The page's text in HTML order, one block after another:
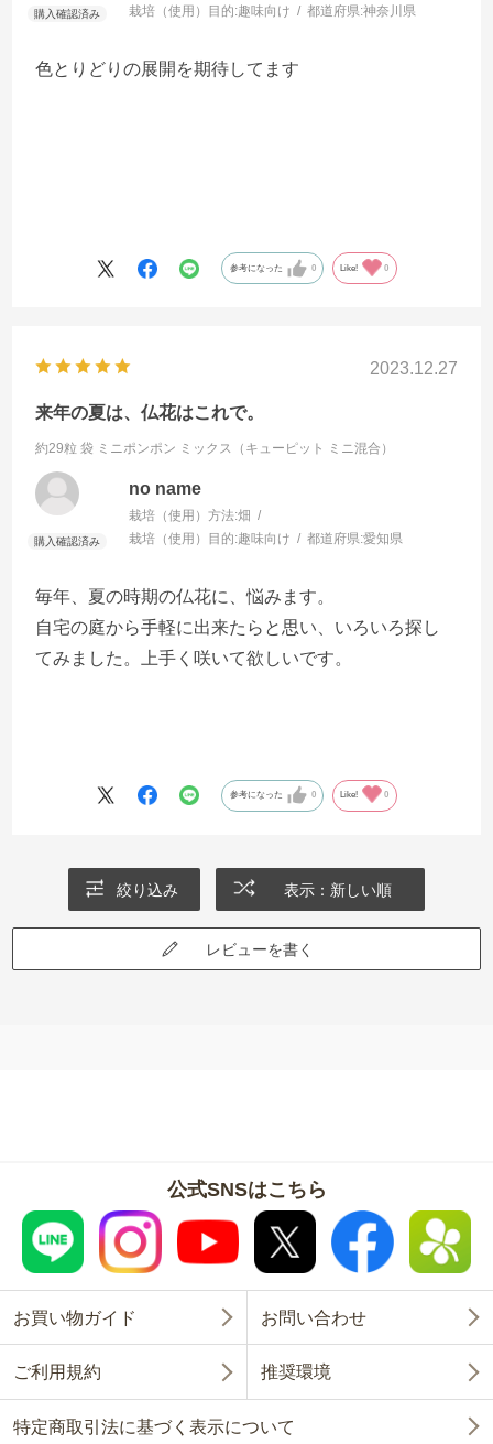
栽培（使用）目的:趣味向け 都道府県:神奈川県
色とりどりの展開を期待してます
参考になった 0 Like! 0
2023.12.27
来年の夏は、仏花はこれで。
約29粒 袋 ミニポンポン ミックス（キューピット ミニ混合）
no name
栽培（使用）方法:畑
栽培（使用）目的:趣味向け 都道府県:愛知県
毎年、夏の時期の仏花に、悩みます。
自宅の庭から手軽に出来たらと思い、いろいろ探し
てみました。上手く咲いて欲しいです。
参考になった 0 Like! 0
絞り込み 表示：新しい順
レビューを書く
公式SNSはこちら
お買い物ガイド お問い合わせ
ご利用規約 推奨環境
特定商取引法に基づく表示について